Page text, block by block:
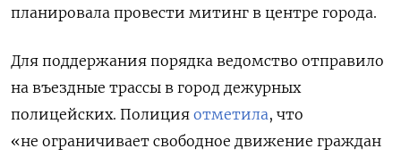
планировала провести митинг в центре города.
Для поддержания порядка ведомство отправило
на въездные трассы в город дежурных
полицейских. Полиция отметила, что
«не ограничивает свободное движение граждан